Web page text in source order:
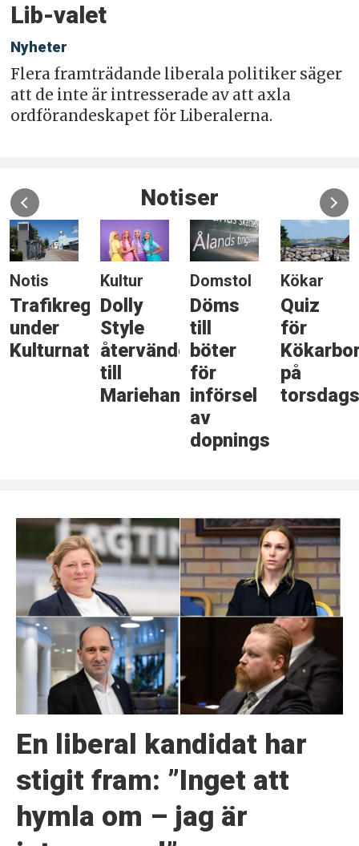
Lib-valet
Nyheter
Flera framträdande liberala politiker säger
att de inte är intresserade av att axla
ordförandeskapet för Liberalerna.
Notiser
Notis
Trafikreglering
under
Kulturnatten
Kultur
Dolly
Style
återvänder
till
Mariehamn
Domstol
Döms
till
böter
för
införsel
av
dopningsmedel
Kökar
Quiz
för
på
En liberal kandidat har
stigit fram: ”Inget att
hymla om – jag är